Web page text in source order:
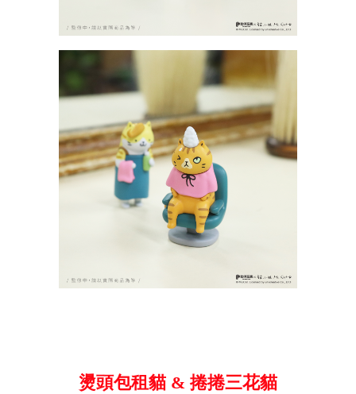
燙頭包租貓 & 捲捲三花貓